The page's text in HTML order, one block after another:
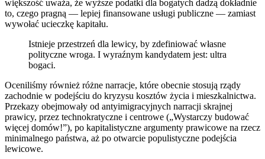
większość uważa, że wyższe podatki dla bogatych dadzą dokładnie
to, czego pragną — lepiej finansowane usługi publiczne — zamiast
wywołać ucieczkę kapitału.
Istnieje przestrzeń dla lewicy, by zdefiniować własne
polityczne wroga. I wyraźnym kandydatem jest: ultra
bogaci.
Oceniliśmy również różne narracje, które obecnie stosują rządy
zachodnie w podejściu do kryzysu kosztów życia i mieszkalnictwa.
Przekazy obejmowały od antyimigracyjnych narracji skrajnej
prawicy, przez technokratyczne i centrowe („Wystarczy budować
więcej domów!”), po kapitalistyczne argumenty prawicowe na rzecz
minimalnego państwa, aż po otwarcie populistyczne podejścia
lewicowe.